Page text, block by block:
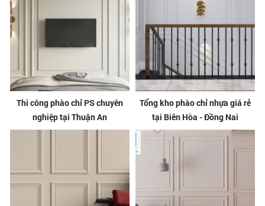
Thi công phào chỉ PS chuyên
nghiệp tại Thuận An
Tổng kho phào chỉ nhựa giá rẻ
tại Biên Hòa - Đồng Nai